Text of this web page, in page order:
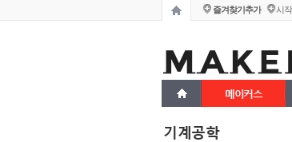
즐겨찾기추가 시
메이커스
기계공학